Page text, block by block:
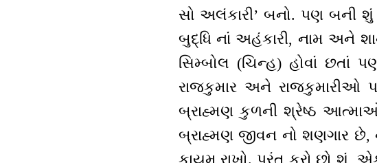
સો અલંકારી’ બનો. પણ બની
બુદ્ધિ નાં અહંકારી, નામ અને
સિમ્બોલ (ચિન્હ) હોવાં છતાં
રાજકુમાર અને રાજકુમારીઓ
બ્રાહ્મણ કુળની શ્રેષ્ઠ
બ્રાહ્મણ જીવન નો શણગાર છે,
કાયમ રાખો. પરંતુ કરો છો શું,